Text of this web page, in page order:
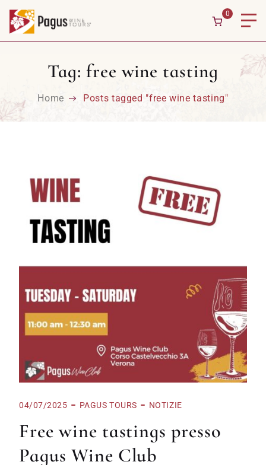
Skip to content
0
Tag: free wine tasting
Home Posts tagged "free wine tasting"
04/07/2025 PAGUS TOURS NOTIZIE
Free wine tastings presso
Pagus Wine Club